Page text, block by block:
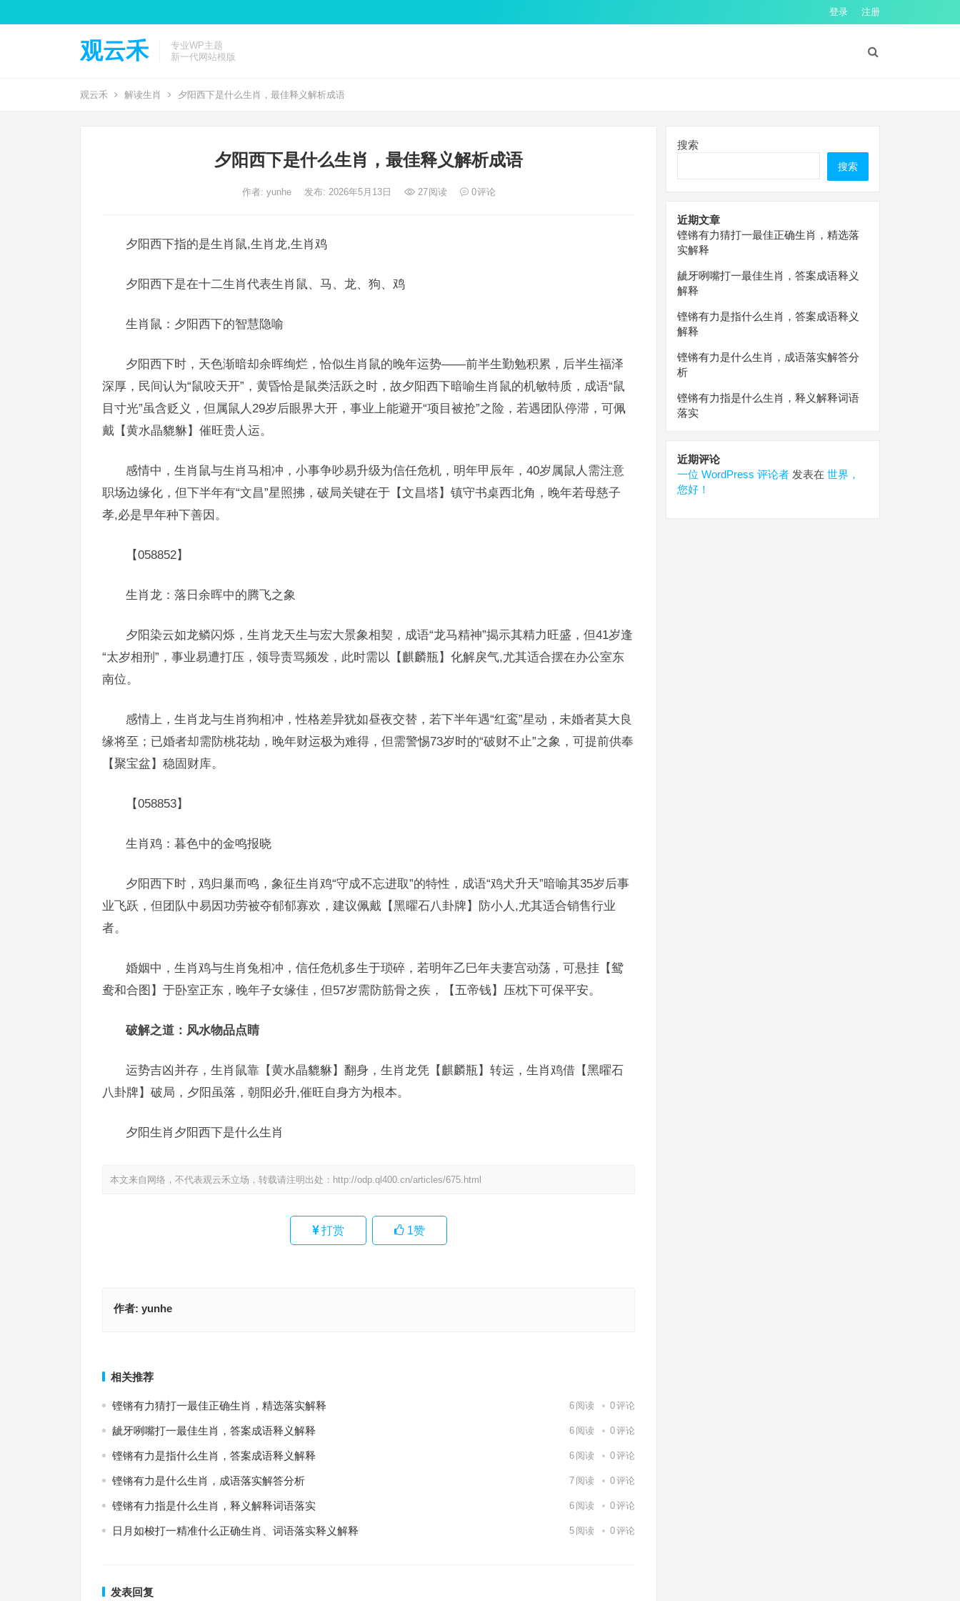
登录 注册
观云禾
专业WP主题
新一代网站模版
观云禾 解读生肖 夕阳西下是什么生肖，最佳释义解析成语
夕阳西下是什么生肖，最佳释义解析成语
作者: yunhe 发布: 2026年5月13日 27阅读 0评论
夕阳西下指的是生肖鼠,生肖龙,生肖鸡
夕阳西下是在十二生肖代表生肖鼠、马、龙、狗、鸡
生肖鼠：夕阳西下的智慧隐喻
夕阳西下时，天色渐暗却余晖绚烂，恰似生肖鼠的晚年运势——前半生勤勉积累，后半生福泽
深厚，民间认为“鼠咬天开”，黄昏恰是鼠类活跃之时，故夕阳西下暗喻生肖鼠的机敏特质，成语“鼠
目寸光”虽含贬义，但属鼠人29岁后眼界大开，事业上能避开“项目被抢”之险，若遇团队停滞，可佩
戴【黄水晶貔貅】催旺贵人运。
感情中，生肖鼠与生肖马相冲，小事争吵易升级为信任危机，明年甲辰年，40岁属鼠人需注意
职场边缘化，但下半年有“文昌”星照拂，破局关键在于【文昌塔】镇守书桌西北角，晚年若母慈子
孝,必是早年种下善因。
【058852】
生肖龙：落日余晖中的腾飞之象
夕阳染云如龙鳞闪烁，生肖龙天生与宏大景象相契，成语“龙马精神”揭示其精力旺盛，但41岁逢
“太岁相刑”，事业易遭打压，领导责骂频发，此时需以【麒麟瓶】化解戾气,尤其适合摆在办公室东
南位。
感情上，生肖龙与生肖狗相冲，性格差异犹如昼夜交替，若下半年遇“红鸾”星动，未婚者莫大良
缘将至；已婚者却需防桃花劫，晚年财运极为难得，但需警惕73岁时的“破财不止”之象，可提前供奉
【聚宝盆】稳固财库。
【058853】
生肖鸡：暮色中的金鸣报晓
夕阳西下时，鸡归巢而鸣，象征生肖鸡“守成不忘进取”的特性，成语“鸡犬升天”暗喻其35岁后事
业飞跃，但团队中易因功劳被夺郁郁寡欢，建议佩戴【黑曜石八卦牌】防小人,尤其适合销售行业
者。
婚姻中，生肖鸡与生肖兔相冲，信任危机多生于琐碎，若明年乙巳年夫妻宫动荡，可悬挂【鸳
鸯和合图】于卧室正东，晚年子女缘佳，但57岁需防筋骨之疾，【五帝钱】压枕下可保平安。
破解之道：风水物品点睛
运势吉凶并存，生肖鼠靠【黄水晶貔貅】翻身，生肖龙凭【麒麟瓶】转运，生肖鸡借【黑曜石
八卦牌】破局，夕阳虽落，朝阳必升,催旺自身方为根本。
夕阳生肖夕阳西下是什么生肖
本文来自网络，不代表观云禾立场，转载请注明出处： http://odp.ql400.cn/articles/675.html
打赏 1赞
作者: yunhe
相关推荐
铿锵有力猜打一最佳正确生肖，精选落实解释 6 阅读 0评论
龇牙咧嘴打一最佳生肖，答案成语释义解释 6 阅读 0评论
铿锵有力是指什么生肖，答案成语释义解释 6 阅读 0评论
铿锵有力是什么生肖，成语落实解答分析 7 阅读 0评论
铿锵有力指是什么生肖，释义解释词语落实 6 阅读 0评论
日月如梭打一精准什么正确生肖、词语落实释义解释 5 阅读 0评论
发表回复
搜索
搜索
近期文章
铿锵有力猜打一最佳正确生肖，精选落
实解释
龇牙咧嘴打一最佳生肖，答案成语释义
解释
铿锵有力是指什么生肖，答案成语释义
解释
铿锵有力是什么生肖，成语落实解答分
析
铿锵有力指是什么生肖，释义解释词语
落实
近期评论
一位 WordPress 评论者 发表在 世界，
您好！